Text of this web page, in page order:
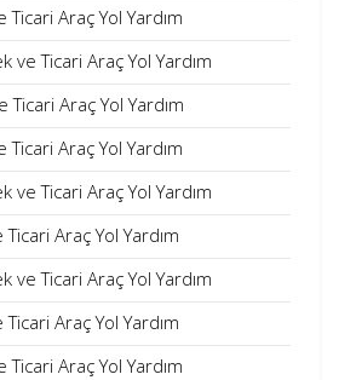
Araç Yol Yardım
ve Ticari Araç Yol Yardım
Ticari Araç Yol Yardım
Araç Yol Yardım
ve Ticari Araç Yol Yardım
Araç Yol Yardım
ve Ticari Araç Yol Yardım
Araç Yol Yardım
Araç Yol Yardım